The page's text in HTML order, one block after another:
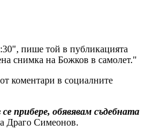
пише той в публикацията
снимка на Божков в самолет."
коментари в социалните
прибере, обявявам съдебната
Драго Симеонов.